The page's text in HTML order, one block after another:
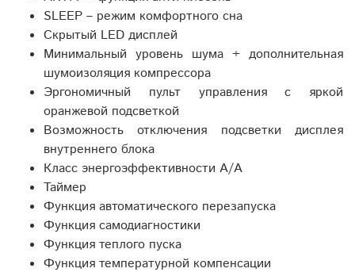
SLEEP – режим комфортного сна
Скрытый LED дисплей
Минимальный уровень шума + дополнительная
шумоизоляция компрессора
Эргономичный пульт управления с яркой
оранжевой подсветкой
Возможность отключения подсветки дисплея
внутреннего блока
Класс энергоэффективности A/A
Таймер
Функция автоматического перезапуска
Функция самодиагностики
Функция теплого пуска
Функция температурной компенсации